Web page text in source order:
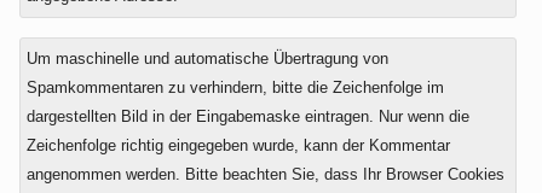
Um maschinelle und automatische Übertragung von
Spamkommentaren zu verhindern, bitte die Zeichenfolge im
dargestellten Bild in der Eingabemaske eintragen. Nur wenn die
Zeichenfolge richtig eingegeben wurde, kann der Kommentar
angenommen werden. Bitte beachten Sie, dass Ihr Browser Cookies